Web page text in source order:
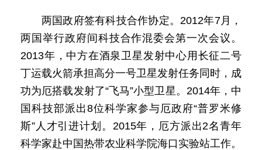
两国政府签有科技合作协定。2012年7月，
两国举行政府间科技合作混委会第一次会议。
2013年，中方在酒泉卫星发射中心用长征二号
丁运载火箭承担高分一号卫星发射任务同时，成
功为厄搭载发射了“飞马”小型卫星。2014年，中
国科技部派出8位科学家参与厄政府“普罗米修
斯”人才引进计划。2015年，厄方派出2名青年
科学家赴中国热带农业科学院海口实验站工作。